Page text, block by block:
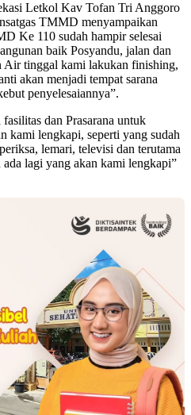
Letkol Kav Tofan Tri Anggoro
TMMD menyampaikan
Ke 110 sudah hampir selesai
baik Posyandu, jalan dan
Air tinggal kami lakukan finishing,
akan menjadi tempat sarana
penyelesaiannya”.
dan Prasarana untuk
kami lengkapi, seperti yang sudah
lemari, televisi dan terutama
lagi yang akan kami lengkapi”